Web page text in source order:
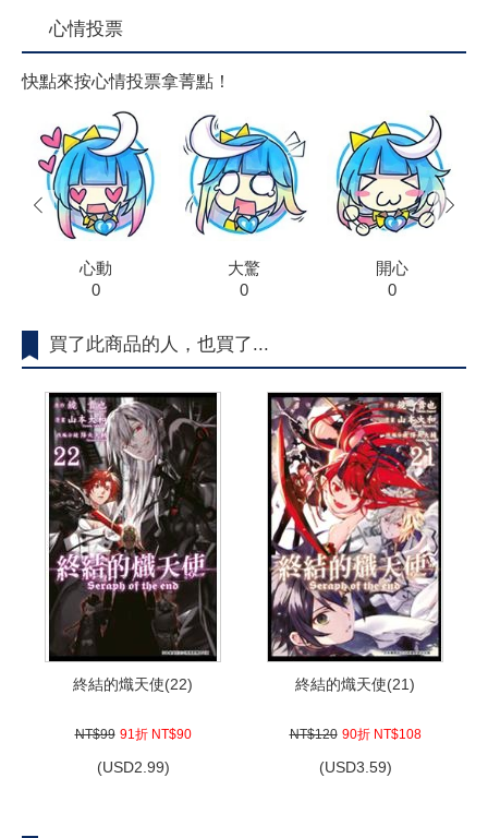
心情投票
快點來按心情投票拿菁點！
心動
0
大驚
0
開心
0
prev next
買了此商品的人，也買了...
終結的熾天使(22)
NT$99 91折 NT$90
(USD2.99)
終結的熾天使(21)
NT$120 90折 NT$108
(USD3.59)